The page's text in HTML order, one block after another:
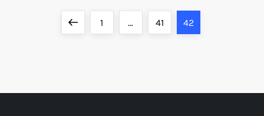
PreviousPage
1 … Page
41 Page
42